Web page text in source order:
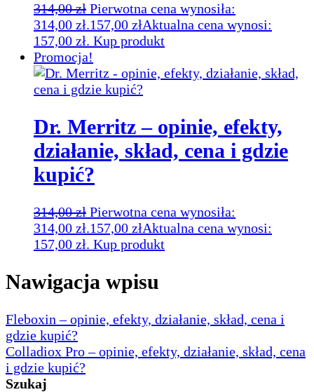
314,00zł Pierwotna cena wynosiła:
314,00 zł.157,00 złAktualna cena wynosi:
157,00 zł. Kup produkt
Promocja!
Dr. Merritz – opinie, efekty,
działanie, skład, cena i gdzie
kupić?
314,00zł Pierwotna cena wynosiła:
314,00 zł.157,00 złAktualna cena wynosi:
157,00 zł. Kup produkt
Nawigacja wpisu
Fleboxin – opinie, efekty, działanie, skład, cena i
gdzie kupić?
Colladiox Pro – opinie, efekty, działanie, skład, cena
i gdzie kupić?
Szukaj